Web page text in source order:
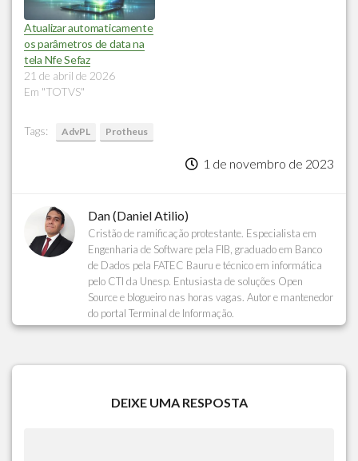
Atualizar automaticamente
os parâmetros de data na
tela Nfe Sefaz
21 de abril de 2026
Em "TOTVS"
Tags: AdvPL Protheus
1 de novembro de 2023
Dan (Daniel Atilio)
Cristão de ramificação protestante. Especialista em
Engenharia de Software pela FIB, graduado em Banco
de Dados pela FATEC Bauru e técnico em informática
pelo CTI da Unesp. Entusiasta de soluções Open
Source e blogueiro nas horas vagas. Autor e mantenedor
do portal Terminal de Informação.
DEIXE UMA RESPOSTA